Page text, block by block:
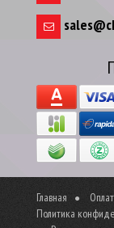
Главная
Политика